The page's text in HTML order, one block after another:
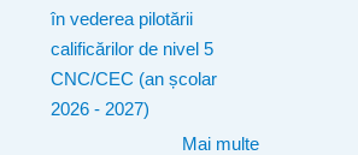
în vederea pilotării
calificărilor de nivel 5
CNC/CEC (an școlar
2026 - 2027)
Mai multe